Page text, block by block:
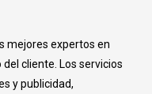
mejores expertos en
cliente. Los servicios
y publicidad,